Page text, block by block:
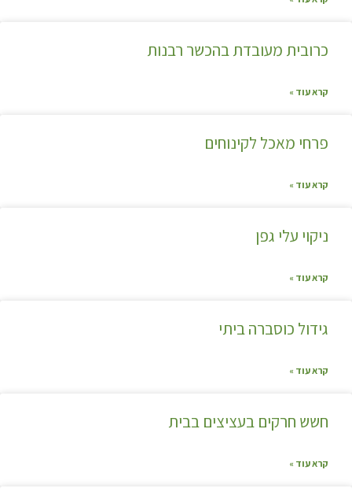
כרובית מעובדת בהכשר רבנות
קרא עוד »
פרחי מאכל לקינוחים
קרא עוד »
ניקוי עלי גפן
קרא עוד »
גידול כוסברה ביתי
קרא עוד »
חשש חרקים בעציצים בבית
קרא עוד »